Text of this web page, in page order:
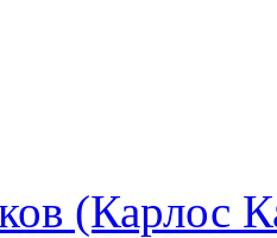
(Карлос